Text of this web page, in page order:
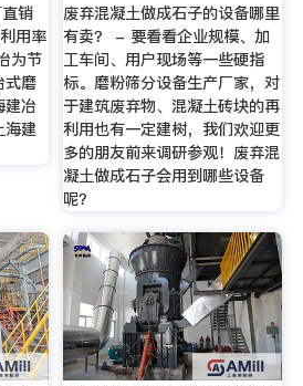
销
用率
为节
式磨
建冶
海建
废弃混凝土做成石子的设备哪里
有卖？ - 要看看企业规模、加
工车间、用户现场等一些硬指
标。磨粉筛分设备生产厂家，对
于建筑废弃物、混凝土砖块的再
利用也有一定建树，我们欢迎更
多的朋友前来调研参观！废弃混
凝土做成石子会用到哪些设备
呢？